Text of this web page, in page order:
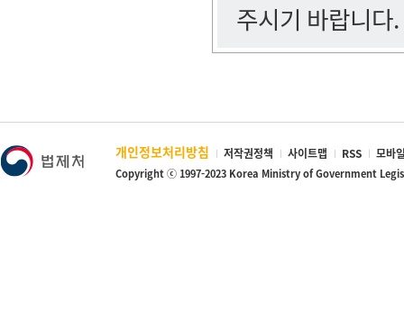
주시기 바랍니다.
개인정보처리방침 저작권정책 사이트맵 RSS 모바
Copyright ⓒ 1997-2023 Korea Ministry of Government